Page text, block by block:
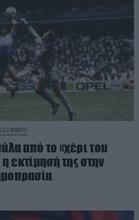
από το «χέρι του
εκτίμησή της στην